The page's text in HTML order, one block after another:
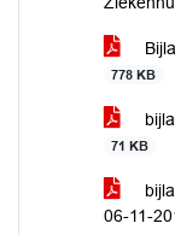
778 KB
71 KB
06-11-